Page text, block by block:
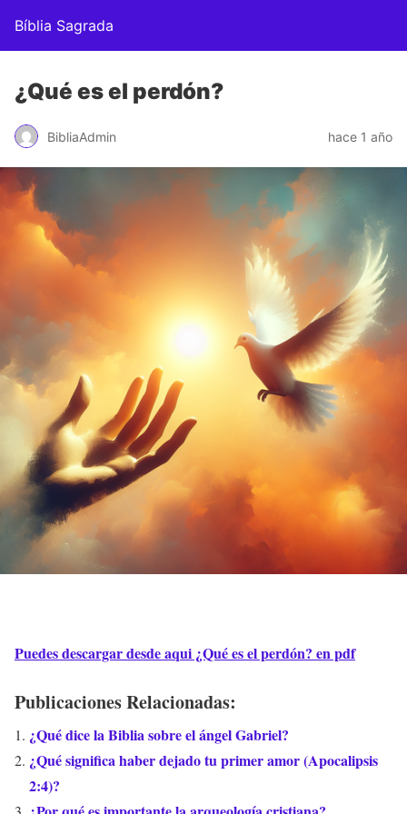
Bíblia Sagrada
¿Qué es el perdón?
BibliaAdmin hace 1 año
Puedes descargar desde aqui ¿Qué es el perdón? en pdf
Publicaciones Relacionadas:
¿Qué dice la Biblia sobre el ángel Gabriel?
¿Qué significa haber dejado tu primer amor (Apocalipsis
2:4)?